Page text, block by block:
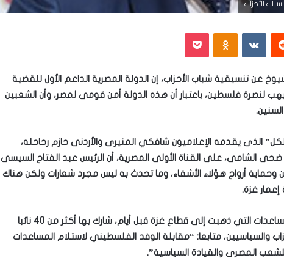
الأحزاب
Odnoklassniki
بوكيت
عن تنسيقية شباب الأحزاب، إن الدولة المصرية الداعم الأول للقضية
لنصرة فلسطين، باعتبار أن هذه الدولة أمن قومى لمصر، وأن الشعبين
الذى يقدمه الإعلاميون شافكي المنيرى والأردنى حازم رحاحله،
الشامى، على القناة الأولى المصرية، أن الرئيس عبد الفتاح السيسى
أرواح هؤلاء الأشقاء، وما تحدث به ليس مجرد شعارات ولكن هناك
غزة.
وأوضح النائب محمد عزمى، أن قافلة المساعدات التي ذهبت إلى قطاع غزة قبل أيام، شارك بها أكثر من 40 نائبا
والسياسيين، متابعا: “مقابلة الوفد الفلسطيني لاستلام المساعدات
المصرى والقيادة السياسية”.